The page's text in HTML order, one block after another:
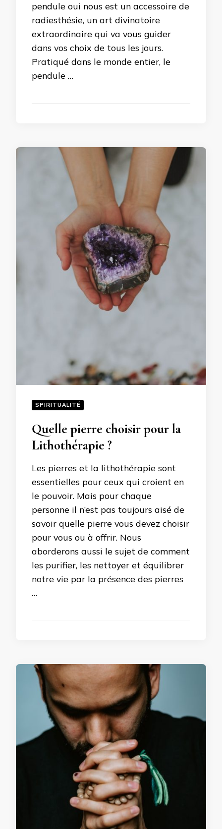
pendule oui nous est un accessoire de
radiesthésie, un art divinatoire
extraordinaire qui va vous guider
dans vos choix de tous les jours.
Pratiqué dans le monde entier, le
pendule …
SPIRITUALITÉ
Quelle pierre choisir pour la
Lithothérapie ?
Les pierres et la lithothérapie sont
essentielles pour ceux qui croient en
le pouvoir. Mais pour chaque
personne il n’est pas toujours aisé de
savoir quelle pierre vous devez choisir
pour vous ou à offrir. Nous
aborderons aussi le sujet de comment
les purifier, les nettoyer et équilibrer
notre vie par la présence des pierres
…